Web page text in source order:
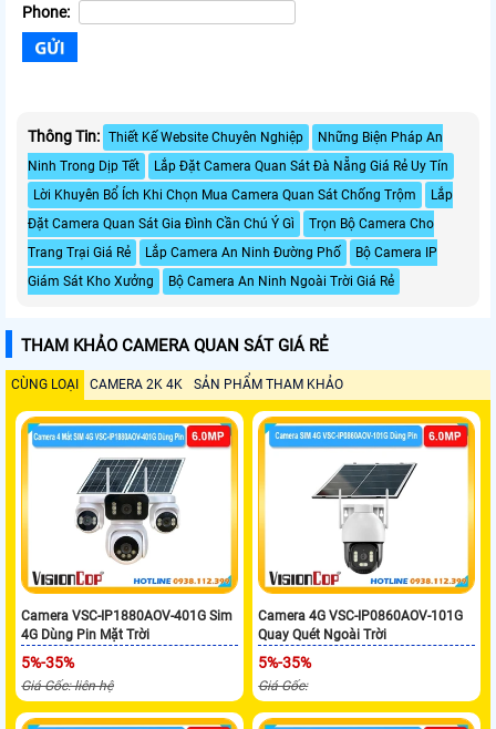
Phone:
Thông Tin: Thiết Kế Website Chuyên Nghiệp
Những Biện Pháp An
Ninh Trong Dịp Tết
Lắp Đặt Camera Quan Sát Đà Nẵng Giá Rẻ Uy Tín
Lời Khuyên Bổ Ích Khi Chọn Mua Camera Quan Sát Chống Trộm
Lắp
Đặt Camera Quan Sát Gia Đình Cần Chú Ý Gì
Trọn Bộ Camera Cho
Trang Trại Giá Rẻ
Lắp Camera An Ninh Đường Phố
Bộ Camera IP
Giám Sát Kho Xưởng
Bộ Camera An Ninh Ngoài Trời Giá Rẻ
THAM KHẢO CAMERA QUAN SÁT GIÁ RẺ
CÙNG LOẠI CAMERA 2K 4K SẢN PHẨM THAM KHẢO
Camera VSC-IP1880AOV-401G Sim
4G Dùng Pin Mặt Trời
5%-35%
Giá Gốc: liên hệ
Camera 4G VSC-IP0860AOV-101G
Quay Quét Ngoài Trời
5%-35%
Giá Gốc: